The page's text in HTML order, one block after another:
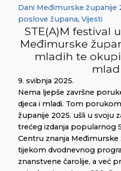
Dani Međimurske županije
poslove župana, Vijesti
STE(A)M festival
Međimurske
mladih te
9. svibnja 2025.
Nema ljepše završne
djeca i mladi. Tom
županije 2025. ušli u svoju
trećeg izdanja popularnog
Centru znanja Međimurske
tijekom dvodnevnog
znanstvene čarolije, a već